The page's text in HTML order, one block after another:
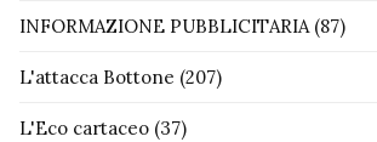
INFORMAZIONE PUBBLICITARIA(87)
L'attacca Bottone (207)
L'Eco cartaceo (37)